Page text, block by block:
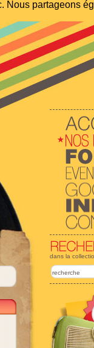
partageons
dans la